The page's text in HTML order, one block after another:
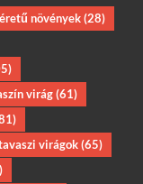
növények(28)
virág(61)
virágok(65)